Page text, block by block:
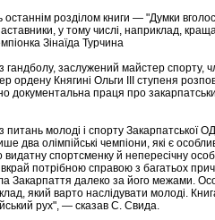
розділом книги — "Думки
у тому числі, наприклад,
Зінаїда Турчина
з гандболу, заслужений майстер спорту,
ордену Княгині Ольги ІІІ ступеня
документальна праця про
питань молоді і спорту Закарпатської
два олімпійські чемпіони, які є
видатну спортсменку й непересічну
вкрай потрібною справою з багатьох
Закарпаття далеко за його межами.
який варто наслідувати молоді.
рух", — сказав С. Свида.